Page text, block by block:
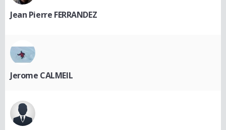
Jean Pierre FERRANDEZ
Jerome CALMEIL